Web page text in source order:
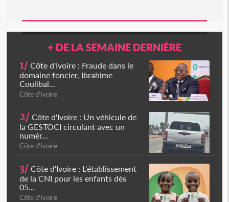
+ DE LA SEMAINE DERNIÈRE
1/ Côte d'Ivoire : Fraude dans le
domaine foncier, Ibrahime
Coulibal...
Côte d'Ivoire
2/ Côte d'Ivoire : Un véhicule de
la GESTOCI circulant avec un
numér...
Côte d'Ivoire
3/ Côte d'Ivoire : L'établissement
de la CNI pour les enfants dès
05...
Côte d'Ivoire